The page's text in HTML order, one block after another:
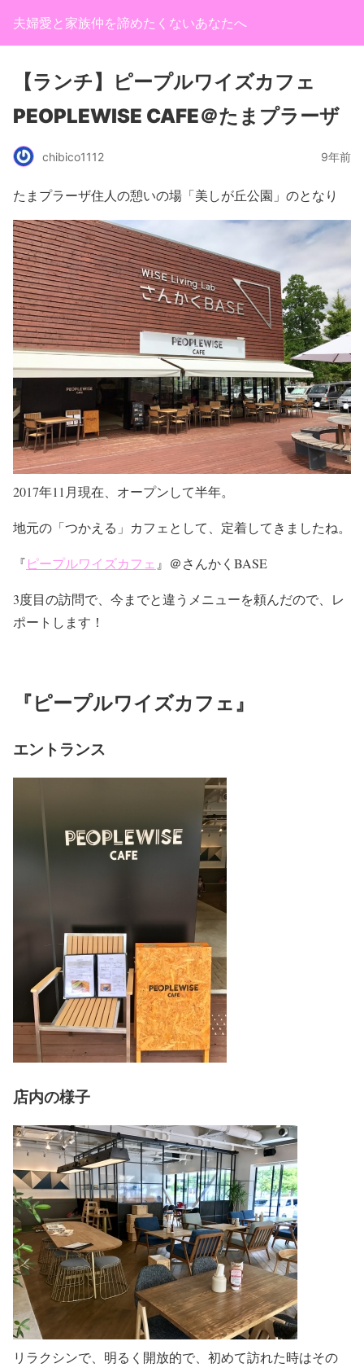
夫婦愛と家族仲を諦めたくないあなたへ
【ランチ】ピープルワイズカフェ
PEOPLEWISE CAFE＠たまプラーザ
chibico1112 9年前
たまプラーザ住人の憩いの場「美しが丘公園」のとなり
2017年11月現在、オープンして半年。
地元の「つかえる」カフェとして、定着してきましたね。
『ピープルワイズカフェ 』＠さんかくBASE
3度目の訪問で、今までと違うメニューを頼んだので、レ
ポートします！
『ピープルワイズカフェ』
エントランス
店内の様子
リラクシンで、明るく開放的で、初めて訪れた時はその